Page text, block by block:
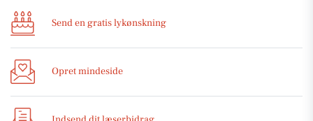
Send en gratis lykønskning
Opret mindeside